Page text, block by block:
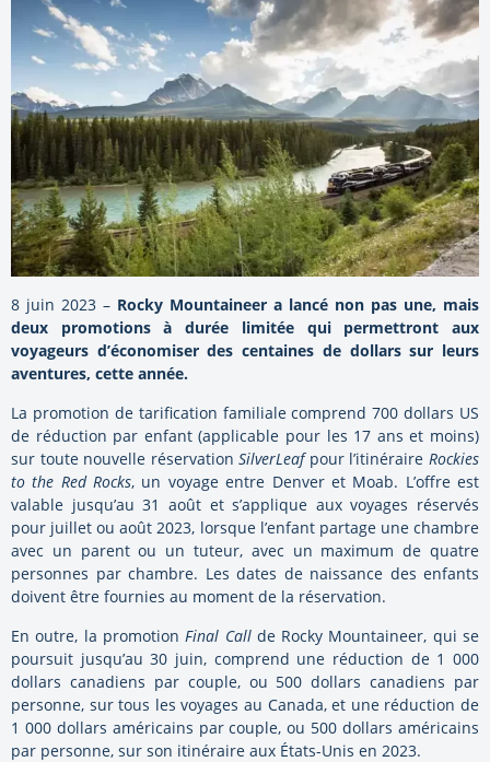
8 juin 2023 – Rocky Mountaineer a lancé non pas une, mais
deux promotions à durée limitée qui permettront aux
voyageurs d’économiser des centaines de dollars sur leurs
aventures, cette année.
La promotion de tarification familiale comprend 700 dollars US
de réduction par enfant (applicable pour les 17 ans et moins)
sur toute nouvelle réservationSilverLeafpour l’itinéraireRockies
to the Red Rocks, un voyage entre Denver et Moab. L’offre est
valable jusqu’au 31 août et s’applique aux voyages réservés
pour juillet ou août 2023, lorsque l’enfant partage une chambre
avec un parent ou un tuteur, avec un maximum de quatre
personnes par chambre. Les dates de naissance des enfants
doivent être fournies au moment de la réservation.
En outre, la promotionFinal Callde Rocky Mountaineer, qui se
poursuit jusqu’au 30 juin, comprend une réduction de 1 000
dollars canadiens par couple, ou 500 dollars canadiens par
personne, sur tous les voyages au Canada, et une réduction de
1 000 dollars américains par couple, ou 500 dollars américains
par personne, sur son itinéraire aux États-Unis en 2023.